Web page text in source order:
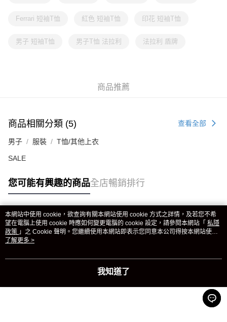
Ferrari 短袖T恤 紅色 短袖T恤 印花 短袖T恤
男子 短袖T恤 男子T恤 法拉利 法拉利 盾牌
商品推薦
商品相關分類 (5) 查看全部
男子 服裝 T恤/其他上衣
SALE
您可能有興趣的商品全店暢銷排行
熱門標籤
熱銷排行
本網站中使用 cookie，欲查詢有關本網站使用 cookie 方式之詳情，及若您不希
望在電腦上使用 cookie 時應如何變更電腦的 cookie 設定，請參閱本網站「 私隱
政策 」之 Cookie 聲明。您繼續使用本網站即表示您同意本公司得按本網站使用
條款之 Cookie 聲明使用 cookie。
了解更多 >
我知道了